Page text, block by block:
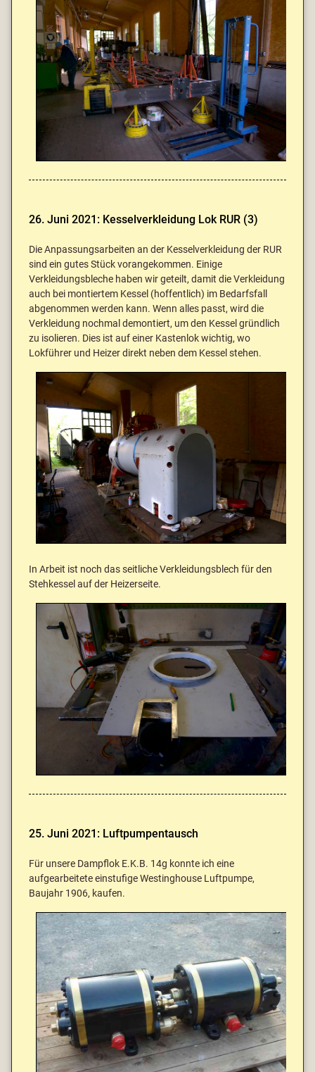
26. Juni 2021: Kesselverkleidung Lok RUR (3)
Die Anpassungsarbeiten an der Kesselverkleidung der RUR
sind ein gutes Stück vorangekommen. Einige
Verkleidungsbleche haben wir geteilt, damit die Verkleidung
auch bei montiertem Kessel (hoffentlich) im Bedarfsfall
abgenommen werden kann. Wenn alles passt, wird die
Verkleidung nochmal demontiert, um den Kessel gründlich
zu isolieren. Dies ist auf einer Kastenlok wichtig, wo
Lokführer und Heizer direkt neben dem Kessel stehen.
In Arbeit ist noch das seitliche Verkleidungsblech für den
Stehkessel auf der Heizerseite.
25. Juni 2021: Luftpumpentausch
Für unsere Dampflok E.K.B. 14g konnte ich eine
aufgearbeitete einstufige Westinghouse Luftpumpe,
Baujahr 1906, kaufen.